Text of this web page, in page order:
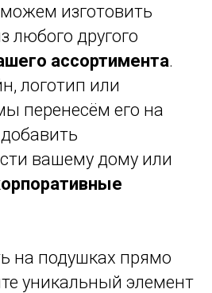
изготовить
любого другого
ассортимента.
логотип или
перенесём его на
вашему дому или
на подушках прямо
уникальный элемент